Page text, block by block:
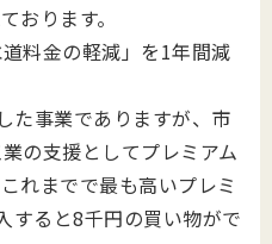
おります。
料金の軽減」を1年間減
た事業でありますが、市
の支援としてプレミアム
れまでで最も高いプレミ
すると8千円の買い物がで